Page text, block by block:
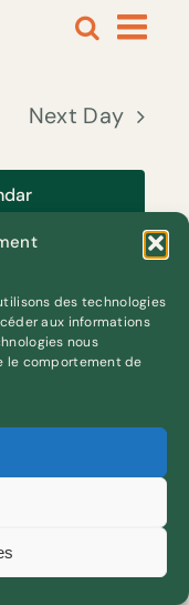
des technologies
aux informations
nous
le comportement de
Events
Views
Navigation
Search
Day
Next Day